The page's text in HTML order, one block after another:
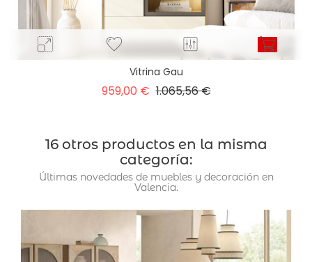
Vitrina Gau
959,00 € Precio
1.065,56 €Precio
16 otros productos en la misma
categoría:
Últimas novedades de muebles y decoración en
Valencia.